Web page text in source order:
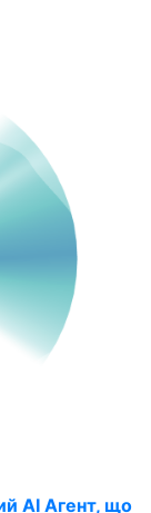
AI Агент, що